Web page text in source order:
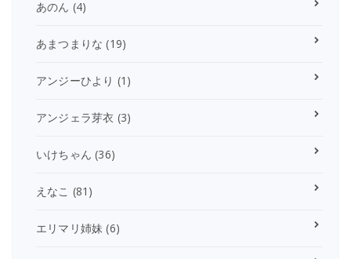
あのん (4)
あまつまりな (19)
アンジーひより (1)
アンジェラ芽衣 (3)
いけちゃん (36)
えなこ (81)
エリマリ姉妹 (6)